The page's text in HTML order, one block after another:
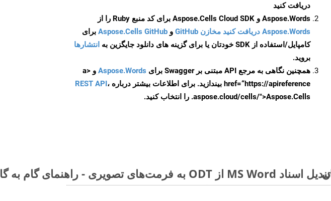
دریافت کنید
Aspose.Words و Aspose.Cells Cloud SDK برای کد منبع Ruby را از
Aspose.Words دریافت کنید مخازن GitHub
و Aspose.Cells GitHub برای
کامپایل/استفاده از SDK خودتان یا برای گزینه های دانلود جایگزین به
انتشارها
بروید.
همچنین نگاهی به مرجع API مبتنی بر Swagger برای
Aspose.Words
و <a
href=“https://apireference بیندازید. برای اطلاعات بیشتر درباره
REST API،
.aspose.cloud/cells/">Aspose.Cells را انتخاب کنید.
تبدیل اسناد MS Word از ODT به فرمت‌های تصویری - راهنمای گام به گام